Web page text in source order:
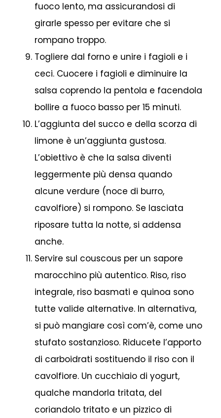
fuoco lento, ma assicurandosi di
girarle spesso per evitare che si
rompano troppo.
Togliere dal forno e unire i fagioli e i
ceci. Cuocere i fagioli e diminuire la
salsa coprendo la pentola e facendola
bollire a fuoco basso per 15 minuti.
L’aggiunta del succo e della scorza di
limone è un’aggiunta gustosa.
L’obiettivo è che la salsa diventi
leggermente più densa quando
alcune verdure (noce di burro,
cavolfiore) si rompono. Se lasciata
riposare tutta la notte, si addensa
anche.
Servire sul couscous per un sapore
marocchino più autentico. Riso, riso
integrale, riso basmati e quinoa sono
tutte valide alternative. In alternativa,
si può mangiare così com’è, come uno
stufato sostanzioso. Riducete l’apporto
di carboidrati sostituendo il riso con il
cavolfiore. Un cucchiaio di yogurt,
qualche mandorla tritata, del
coriandolo tritato e un pizzico di